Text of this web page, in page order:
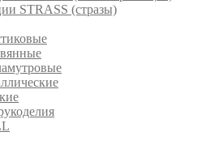
STRASS (стразы)